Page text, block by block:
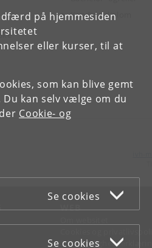
på hjemmesiden
eller kurser, til at
som kan blive gemt
kan selv vælge om du
Cookie- og
Se cookies
Se cookies
Kandidatdiplom
WEB
Tilgængelighedserklæring